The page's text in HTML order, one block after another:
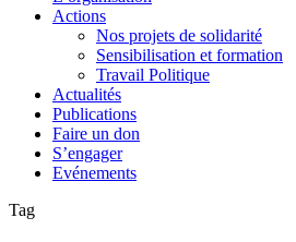
Actions
Nos projets de solidarité
Sensibilisation et formation
Travail Politique
Actualités
Publications
Faire un don
S’engager
Evénements
Tag